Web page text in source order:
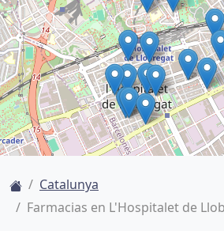
Catalunya
Farmacias en L'Hospitalet de